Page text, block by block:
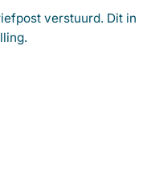
verstuurd. Dit in